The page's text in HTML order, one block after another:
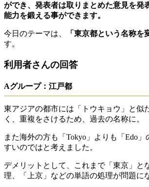
ができ、発表者は取りまとめた意見を発
能力を鍛える事ができます。
今日のテーマは、 「東京都という名称を
す。
利用者さんの回答
Aグループ：江戸都
東アジアの都市には「トウキョウ」と似
く、重複をさけるため、過去の名称に。
また海外の方も「Tokyo」よりも「Edo
すいのではと考えました。
デメリットとして、これまで「東京」と
理、「上京」などの単語の処理が問題に